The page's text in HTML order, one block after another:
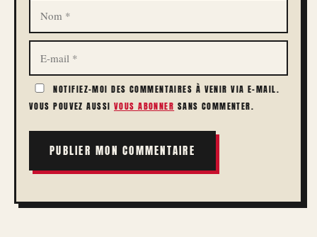
MAIL
NOTIFIEZ-MOI DES COMMENTAIRES À VENIR VIA E-MAIL.
VOUS POUVEZ AUSSI VOUS ABONNER SANS COMMENTER.